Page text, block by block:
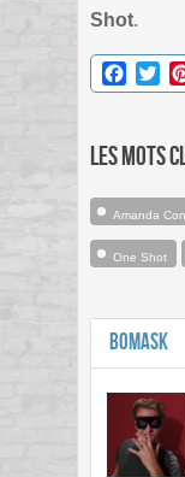
Shot.
Les mots
Amanda
One Shot
Bomask